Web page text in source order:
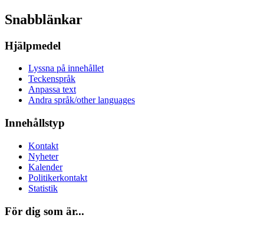
Snabblänkar
Hjälpmedel
Lyssna på innehållet
Teckenspråk
Anpassa text
Andra språk/other languages
Innehållstyp
Kontakt
Nyheter
Kalender
Politikerkontakt
Statistik
För dig som är...